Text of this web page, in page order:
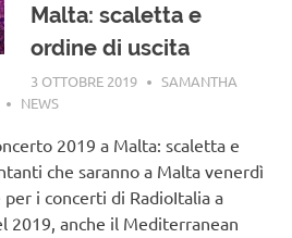
Malta: scaletta e
ordine di uscita
3 OTTOBRE 2019
SAMANTHA
NEWS
2019 a Malta: scaletta e
che saranno a Malta venerdì
i concerti di RadioItalia a
2019, anche il Mediterranean